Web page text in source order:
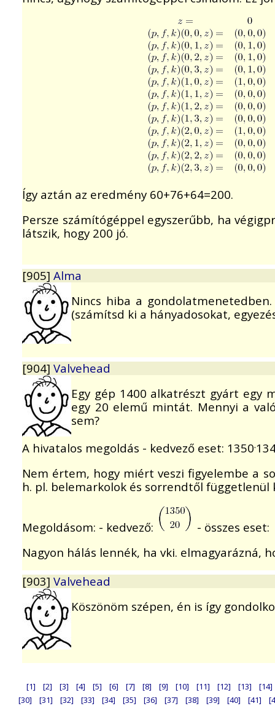
Így aztán az eredmény 60+76+64=200.
Persze számítógéppel egyszerűbb, ha
látszik, hogy 200 jó.
[905] Alma
Nincs hiba a
(számítsd ki a hányadosokat,
[904] Valvehead
Egy gép 1400 alkatrészt gyárt egy
egy 20 elemű mintát. Mennyi a
sem?
A hivatalos megoldás - kedvező eset: 1350.
Nem értem, hogy miért veszi figyelembe a
h. pl. belemarkolok és sorrendtől függetlenül
Megoldásom: - kedvező:
- összes eset:
Nagyon hálás lennék, ha vki. elmagyarázná,
[903] Valvehead
Köszönöm szépen, én is így
[1] [2] [3] [4] [5] [6] [7] [8] [9] [10] [11] [12] [13]
[14]
[30]
[31] [32] [33] [34] [35] [36] [37] [38] [39] [40] [41]